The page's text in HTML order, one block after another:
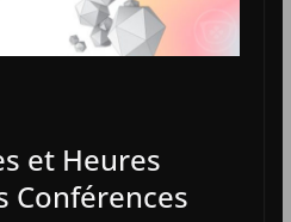
et Heures
Conférences